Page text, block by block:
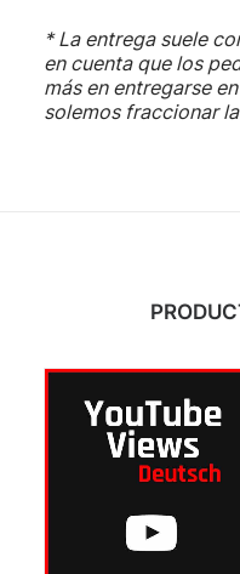
* La entrega suele
en cuenta que los
más en entregarse
solemos fraccionar